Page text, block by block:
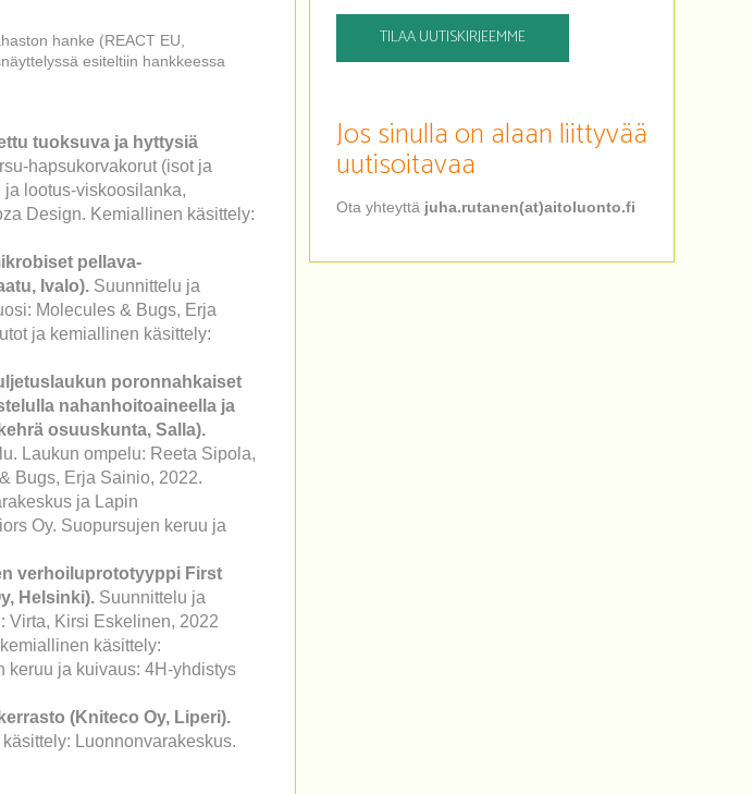
hanke (REACT EU,
esiteltiin hankkeessa
tuoksuva ja hyttysiä
hapsukorvakorut (isot ja
lootus-viskoosilanka,
Design. Kemiallinen käsittely:
pellava-
Ivalo). Suunnittelu ja
Molecules & Bugs, Erja
ja kemiallinen käsittely:
poronnahkaiset
nahanhoitoaineella ja
osuuskunta, Salla).
Laukun ompelu: Reeta Sipola,
Bugs, Erja Sainio, 2022.
ja Lapin
Oy. Suopursujen keruu ja
verhoiluprototyyppi First
Helsinki). Suunnittelu ja
Virta, Kirsi Eskelinen, 2022
käsittely:
keruu ja kuivaus: 4H-yhdistys
(Kniteco Oy, Liperi).
Luonnonvarakeskus.
TILAA UUTISKIRJEEMME
Jos sinulla on alaan liittyvää
uutisoitavaa
Ota yhteyttä juha.rutanen(at)aitoluonto.fi